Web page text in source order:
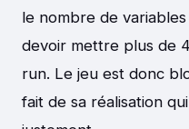
le nombre de
devoir mettre plus de
run. Le jeu est donc
fait de sa réalisation